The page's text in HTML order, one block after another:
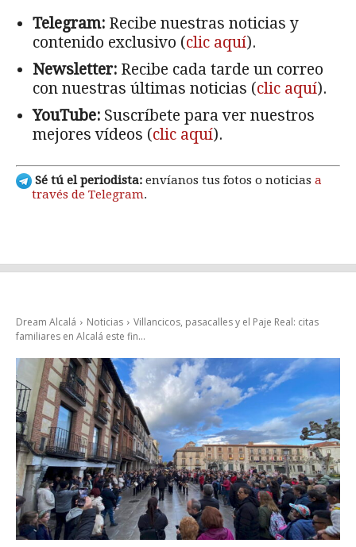
Telegram: Recibe nuestras noticias y
contenido exclusivo (clic aquí).
Newsletter: Recibe cada tarde un correo
con nuestras últimas noticias (clic aquí).
YouTube: Suscríbete para ver nuestros
mejores vídeos (clic aquí).
Sé tú el periodista: envíanos tus fotos o noticias a
través de Telegram.